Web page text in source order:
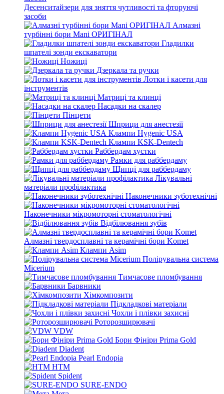
Десенситайзери для зняття чутливості та фторуючі
засоби
Алмазні
турбінні бори Mani ОРИГІНАЛ
Гладилки
шпателі зонди екскаватори
Ножиці
Дзеркала та ручки
Лотки і касети для
інструментів
Матриці та клинці
Насадки на скалер
Пінцети
Шприци для анестезії
Клампи Hygenic USA
Клампи KSK-Dentech
Раббердам хустки
Рамки для раббердаму
Щипці для раббердаму
Лікувальні
матеріали профілактика
Наконечники зуботехнічні
Наконечники мікромоторні стоматологічні
Відбілювання зубів
Алмазні твердосплавні та керамічні бори Komet
Клампи Asim
Полірувальна система
Micerium
Тимчасове пломбування
Барвники
Хімкомпозити
Підкладкові матеріали
Чохли і плівки захисні
Роторозширювачі
VDW
Бори Фініри Prima Gold
Diadent
Pearl Endopia
HTM
Spident
SURE-ENDO